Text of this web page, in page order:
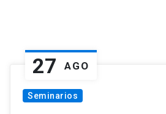
27 AGO
Seminarios